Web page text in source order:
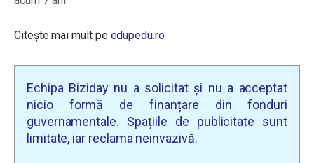
Citește mai mult pe edupedu.ro
Echipa Biziday nu a solicitat și nu a acceptat
nicio formă de finanțare din fonduri
guvernamentale. Spațiile de publicitate sunt
limitate, iar reclama neinvazivă.